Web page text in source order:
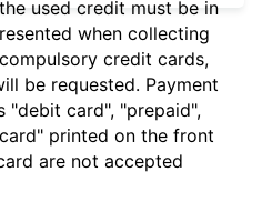
used credit must be in
when collecting
credit cards,
be requested. Payment
"debit card", "prepaid",
printed on the front
are not accepted